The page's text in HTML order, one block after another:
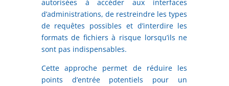
autorisées à accéder aux interfaces
d’administrations, de restreindre les types
de requêtes possibles et d’interdire les
formats de fichiers à risque lorsqu’ils ne
sont pas indispensables.
Cette approche permet de réduire les
points d’entrée potentiels pour un